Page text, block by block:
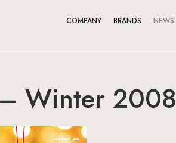
COMPANY BRANDS NEWS
Winter 2008